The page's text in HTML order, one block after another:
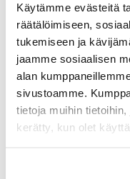
Käytämme evästeitä
räätälöimiseen,
tukemiseen ja
jaamme sosiaalisen
alan
sivustoamme.
tietoja muihin
kerätty, kun olet
käsivarressa ja
kyynärpäässä — pitävät
FLYLITE kyynärsuojat
kehoasi, nämä suojat
kelluvan hauiksen —
sulavana jokaisessa